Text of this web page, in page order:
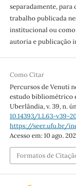
separadamente,
trabalho publicada
institucional ou
autoria e publicação
Como Citar
Percursos de Venuti
estudo bibliométrico
Uberlândia, v. 39, n.
10.14393/LL63-v39-
https://seer.ufu.br/
Acesso em: 10 ago.
Formatos de